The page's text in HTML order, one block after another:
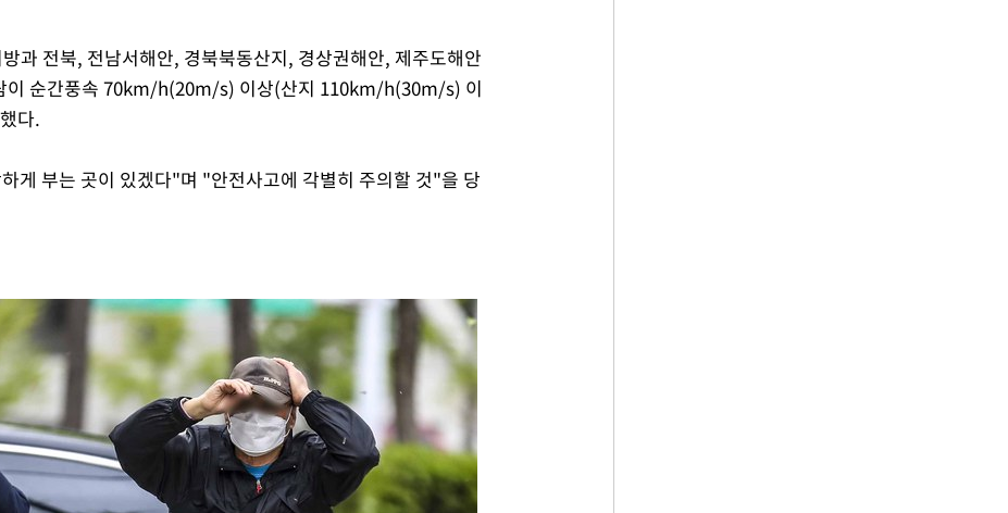
과 전북, 전남서해안, 경북북동산지, 경상권해안, 제주도해안
이 순간풍속 70km/h(20m/s) 이상(산지 110km/h(30m/s) 이
다.
게 부는 곳이 있겠다"며 "안전사고에 각별히 주의할 것"을 당